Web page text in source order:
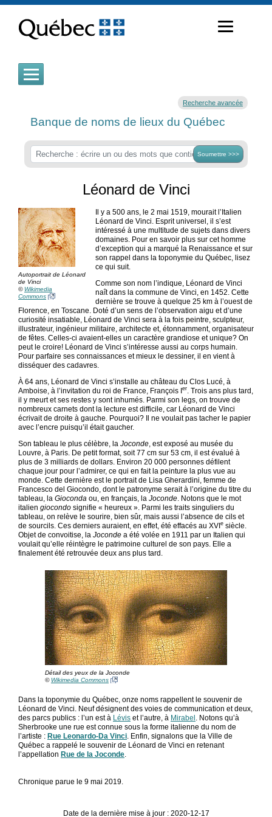
contenu
Recherche avancée
Banque de noms de lieux du Québec
Soumettre >>>
Léonard de Vinci
Autoportrait de Léonard
de Vinci
© Wikimedia
Commons
Il y a 500 ans, le 2 mai 1519, mourait l’Italien
Léonard de Vinci. Esprit universel, il s’est
intéressé à une multitude de sujets dans divers
domaines. Pour en savoir plus sur cet homme
d’exception qui a marqué la Renaissance et sur
son rappel dans la toponymie du Québec, lisez
ce qui suit.
Comme son nom l’indique, Léonard de Vinci
naît dans la commune de Vinci, en 1452. Cette
dernière se trouve à quelque 25 km à l’ouest de
Florence, en Toscane. Doté d’un sens de l’observation aigu et d’une
curiosité insatiable, Léonard de Vinci sera à la fois peintre, sculpteur,
illustrateur, ingénieur militaire, architecte et, étonnamment, organisateur
de fêtes. Celles-ci avaient-elles un caractère grandiose et unique? On
peut le croire! Léonard de Vinci s’intéresse aussi au corps humain.
Pour parfaire ses connaissances et mieux le dessiner, il en vient à
disséquer des cadavres.
À 64 ans, Léonard de Vinci s’installe au château du Clos Lucé, à
Amboise, à l’invitation du roi de France, François Ier . Trois ans plus tard,
il y meurt et ses restes y sont inhumés. Parmi son legs, on trouve de
nombreux carnets dont la lecture est difficile, car Léonard de Vinci
écrivait de droite à gauche. Pourquoi? Il ne voulait pas tacher le papier
avec l’encre puisqu’il était gaucher.
Son tableau le plus célèbre, la Joconde , est exposé au musée du
Louvre, à Paris. De petit format, soit 77 cm sur 53 cm, il est évalué à
plus de 3 milliards de dollars. Environ 20 000 personnes défilent
chaque jour pour l’admirer, ce qui en fait la peinture la plus vue au
monde. Cette dernière est le portrait de Lisa Gherardini, femme de
Francesco del Giocondo, dont le patronyme serait à l’origine du titre du
tableau, la Gioconda ou, en français, la Joconde . Notons que le mot
italien giocondo signifie « heureux ». Parmi les traits singuliers du
tableau, on relève le sourire, bien sûr, mais aussi l’absence de cils et
de sourcils. Ces derniers auraient, en effet, été effacés au XVIe siècle.
Objet de convoitise, la Joconde a été volée en 1911 par un Italien qui
voulait qu’elle réintègre le patrimoine culturel de son pays. Elle a
finalement été retrouvée deux ans plus tard.
Détail des yeux de la Joconde
© Wikimedia Commons
Dans la toponymie du Québec, onze noms rappellent le souvenir de
Léonard de Vinci. Neuf désignent des voies de communication et deux,
des parcs publics : l’un est à Lévis et l’autre, à Mirabel . Notons qu’à
Sherbrooke une rue est connue sous la forme italienne du nom de
l’artiste : Rue Leonardo-Da Vinci. Enfin, signalons que la Ville de
Québec a rappelé le souvenir de Léonard de Vinci en retenant
l’appellation Rue de la Joconde.
Chronique parue le 9 mai 2019.
Date de la dernière mise à jour : 2020-12-17